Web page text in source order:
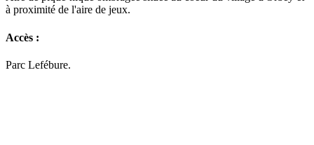
à proximité de l'aire de jeux.
Accès :
Parc Lefébure.